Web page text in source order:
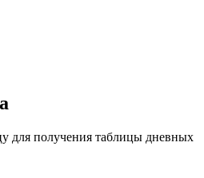
для получения таблицы дневных